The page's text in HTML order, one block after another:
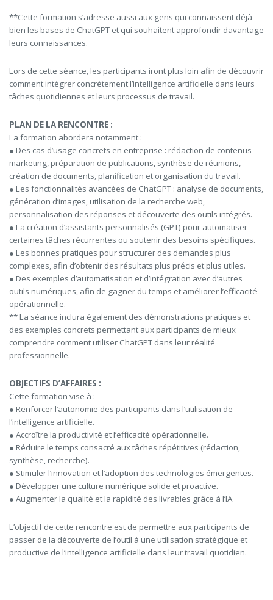
**Cette formation s’adresse aussi aux gens qui connaissent déjà
bien les bases de ChatGPT et qui souhaitent approfondir davantage
leurs connaissances.
Lors de cette séance, les participants iront plus loin afin de découvrir
comment intégrer concrètement l’intelligence artificielle dans leurs
tâches quotidiennes et leurs processus de travail.
PLAN DE LA RENCONTRE :
La formation abordera notamment :
● Des cas d’usage concrets en entreprise : rédaction de contenus
marketing, préparation de publications, synthèse de réunions,
création de documents, planification et organisation du travail.
● Les fonctionnalités avancées de ChatGPT : analyse de documents,
génération d’images, utilisation de la recherche web,
personnalisation des réponses et découverte des outils intégrés.
● La création d’assistants personnalisés (GPT) pour automatiser
certaines tâches récurrentes ou soutenir des besoins spécifiques.
● Les bonnes pratiques pour structurer des demandes plus
complexes, afin d’obtenir des résultats plus précis et plus utiles.
● Des exemples d’automatisation et d’intégration avec d’autres
outils numériques, afin de gagner du temps et améliorer l’efficacité
opérationnelle.
** La séance inclura également des démonstrations pratiques et
des exemples concrets permettant aux participants de mieux
comprendre comment utiliser ChatGPT dans leur réalité
professionnelle.
OBJECTIFS D’AFFAIRES :
Cette formation vise à :
● Renforcer l’autonomie des participants dans l’utilisation de
l’intelligence artificielle.
● Accroître la productivité et l’efficacité opérationnelle.
● Réduire le temps consacré aux tâches répétitives (rédaction,
synthèse, recherche).
● Stimuler l’innovation et l’adoption des technologies émergentes.
● Développer une culture numérique solide et proactive.
● Augmenter la qualité et la rapidité des livrables grâce à l’IA
L’objectif de cette rencontre est de permettre aux participants de
passer de la découverte de l’outil à une utilisation stratégique et
productive de l’intelligence artificielle dans leur travail quotidien.